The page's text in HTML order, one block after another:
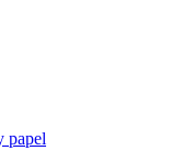
papel